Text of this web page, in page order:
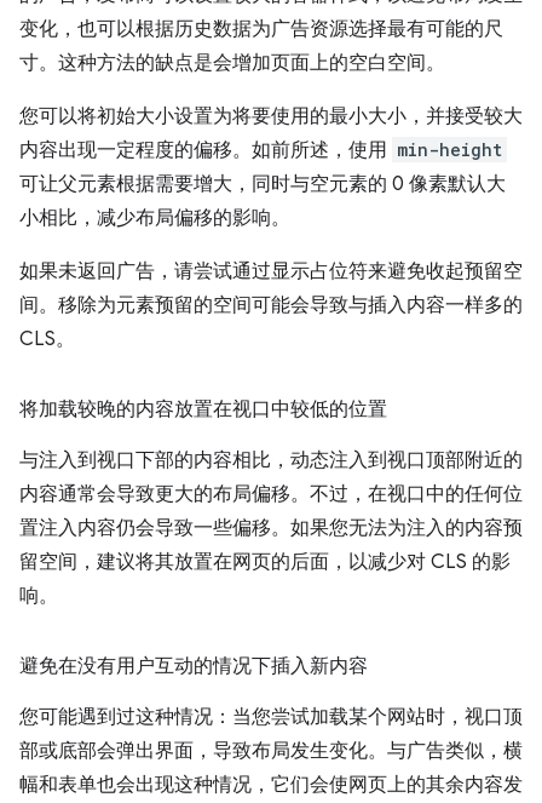
变化，也可以根据历史数据为广告资源选择最有可能的尺
寸。这种方法的缺点是会增加页面上的空白空间。
您可以将初始大小设置为将要使用的最小大小，并接受较大
内容出现一定程度的偏移。如前所述，使用 min-height
可让父元素根据需要增大，同时与空元素的 0 像素默认大
小相比，减少布局偏移的影响。
如果未返回广告，请尝试通过显示占位符来避免收起预留空
间。移除为元素预留的空间可能会导致与插入内容一样多的
CLS。
将加载较晚的内容放置在视口中较低的位置
与注入到视口下部的内容相比，动态注入到视口顶部附近的
内容通常会导致更大的布局偏移。不过，在视口中的任何位
置注入内容仍会导致一些偏移。如果您无法为注入的内容预
留空间，建议将其放置在网页的后面，以减少对 CLS 的影
响。
避免在没有用户互动的情况下插入新内容
您可能遇到过这种情况：当您尝试加载某个网站时，视口顶
部或底部会弹出界面，导致布局发生变化。与广告类似，横
幅和表单也会出现这种情况，它们会使网页上的其余内容发